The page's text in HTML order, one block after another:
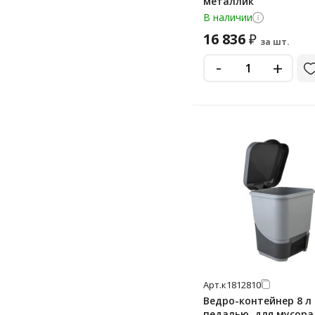
В наличии
16 836₽ за шт.
- +
Арт.к1812810
Ведро-контейнер 8 л